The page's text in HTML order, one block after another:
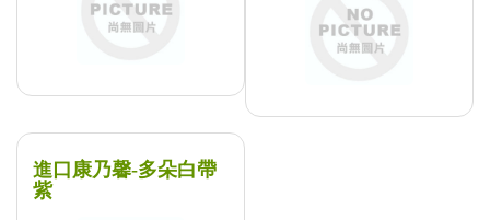
進口康乃馨-多朵白帶
紫